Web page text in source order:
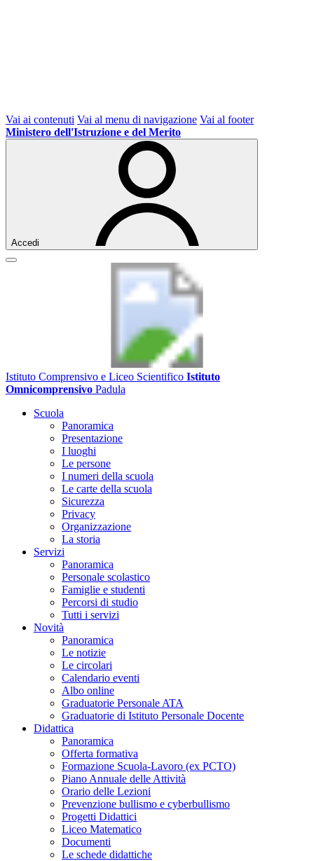
Vai ai contenuti Vai al menu di navigazione Vai al footer
Ministero dell'Istruzione e del Merito
Accedi
Istituto Comprensivo e Liceo Scientifico Istituto
Omnicomprensivo Padula
Scuola
Panoramica
Presentazione
I luoghi
Le persone
I numeri della scuola
Le carte della scuola
Sicurezza
Privacy
Organizzazione
La storia
Servizi
Panoramica
Personale scolastico
Famiglie e studenti
Percorsi di studio
Tutti i servizi
Novità
Panoramica
Le notizie
Le circolari
Calendario eventi
Albo online
Graduatorie Personale ATA
Graduatorie di Istituto Personale Docente
Didattica
Panoramica
Offerta formativa
Formazione Scuola-Lavoro (ex PCTO)
Piano Annuale delle Attività
Orario delle Lezioni
Prevenzione bullismo e cyberbullismo
Progetti Didattici
Liceo Matematico
Documenti
Le schede didattiche